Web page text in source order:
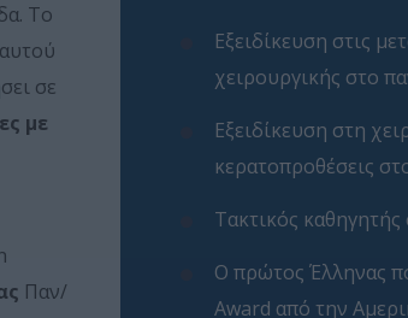
Το
σε
με
Παν/
Εξειδίκευση στις
χειρουργικής στο
Εξειδίκευση στη
κερατοπροθέσεις
Τακτικός
Ο πρώτος Έλληνας
Award από την